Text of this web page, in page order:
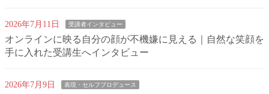
2026年7月11日 受講者インタビュー
オンラインに映る自分の顔が不機嫌に見える｜自然な笑顔を
手に入れた受講生へインタビュー
2026年7月9日 表現・セルフプロデュース